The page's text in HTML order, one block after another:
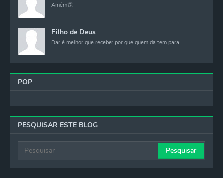
Amém👏
Filho de Deus
Dar é melhor que receber por que quem da tem para ...
POP
PESQUISAR ESTE BLOG